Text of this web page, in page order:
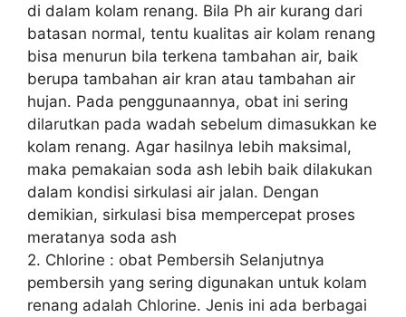
di dalam kolam renang. Bila Ph air kurang dari
batasan normal, tentu kualitas air kolam renang
bisa menurun bila terkena tambahan air, baik
berupa tambahan air kran atau tambahan air
hujan. Pada penggunaannya, obat ini sering
dilarutkan pada wadah sebelum dimasukkan ke
kolam renang. Agar hasilnya lebih maksimal,
maka pemakaian soda ash lebih baik dilakukan
dalam kondisi sirkulasi air jalan. Dengan
demikian, sirkulasi bisa mempercepat proses
meratanya soda ash
2. Chlorine : obat Pembersih Selanjutnya
pembersih yang sering digunakan untuk kolam
renang adalah Chlorine. Jenis ini ada berbagai